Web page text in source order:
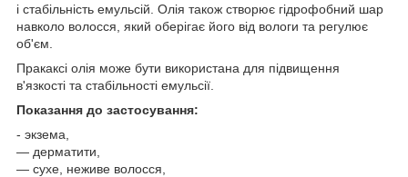
і стабільність емульсій. Олія також створює гідрофобний шар
навколо волосся, який оберігає його від вологи та регулює
об'єм.
Пракаксі олія може бути використана для підвищення
в'язкості та стабільності емульсії.
Показання до застосування:
- экзема,
— дерматити,
― сухе, неживе волосся,